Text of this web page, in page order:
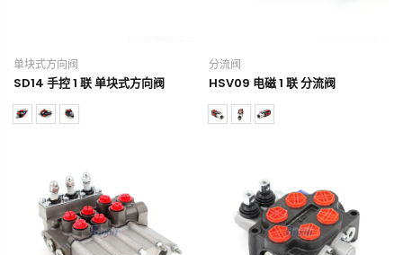
单块式方向阀
SD14 手控 1 联 单块式方向阀
分流阀
HSV09 电磁 1 联 分流阀